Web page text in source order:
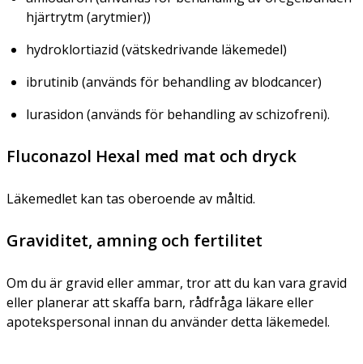
hjärtrytm (arytmier))
hydroklortiazid (vätskedrivande läkemedel)
ibrutinib (används för behandling av blodcancer)
lurasidon (används för behandling av schizofreni).
Fluconazol Hexal med mat och dryck
Läkemedlet kan tas oberoende av måltid.
Graviditet, amning och fertilitet
Om du är gravid eller ammar, tror att du kan vara gravid
eller planerar att skaffa barn, rådfråga läkare eller
apotekspersonal innan du använder detta läkemedel.